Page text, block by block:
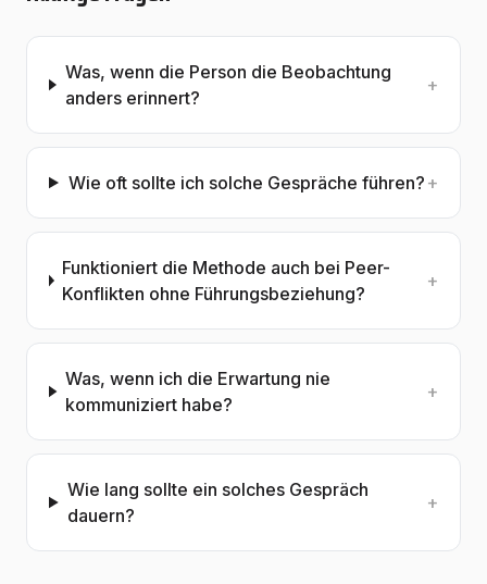
Was, wenn die Person die Beobachtung
anders erinnert?
+
Wie oft sollte ich solche Gespräche führen? +
Funktioniert die Methode auch bei Peer-
Konflikten ohne Führungsbeziehung?
+
Was, wenn ich die Erwartung nie
kommuniziert habe?
+
Wie lang sollte ein solches Gespräch
dauern?
+